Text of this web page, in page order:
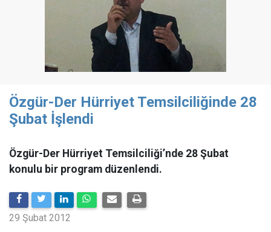
Özgür-Der Hürriyet Temsilciliğinde 28
Şubat İşlendi
Özgür-Der Hürriyet Temsilciliği’nde 28 Şubat
konulu bir program düzenlendi.
29 Şubat 2012